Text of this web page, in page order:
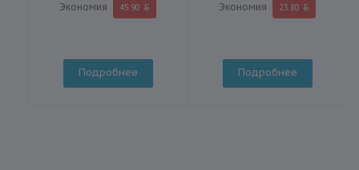
Экономия 45.90
Подробнее
Экономия 23.80
Подробнее